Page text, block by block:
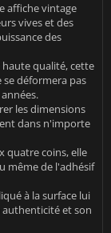
affiche vintage
vives et des
des
haute qualité, cette
se déformera pas
les dimensions
dans n'importe
quatre coins, elle
même de l'adhésif
à la surface lui
et son